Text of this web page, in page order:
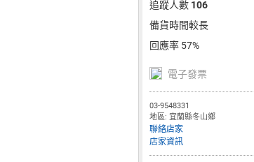
追蹤人數 106
備貨時間較長
回應率 57%
電子發票
03-9548331
地區: 宜蘭縣冬山鄉
聯絡店家
店家資訊